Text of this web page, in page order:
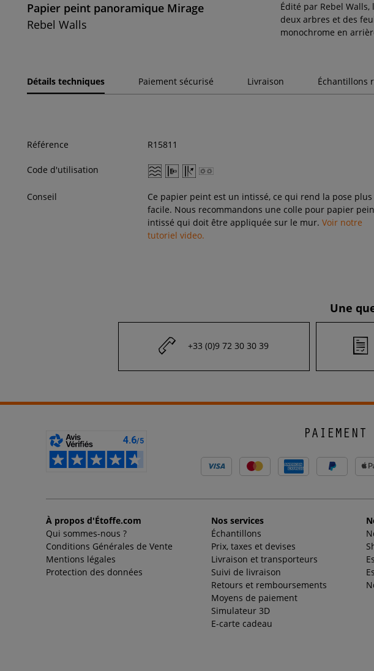
Papier peint panoramique Mirage
Rebel Walls
Édité par Rebel
deux arbres et des
monochrome en
Détails techniques Paiement sécurisé Livraison Échantillons
Référence R15811
Code d'utilisation
Conseil
Ce papier peint est un intissé, ce qui rend la pose plus
facile. Nous recommandons une colle pour papier
intissé qui doit être appliquée sur le mur.Voir notre
tutoriel video.
Une
+33 (0)9 72 30 30 39
PAIEMENT
À propos d'Étoffe.com
Qui sommes-nous ?
Conditions Générales de Vente
Mentions légales
Protection des données
Nos services
Échantillons
Prix, taxes et devises
Livraison et transporteurs
Suivi de livraison
Retours et remboursements
Moyens de paiement
Simulateur 3D
E-carte cadeau